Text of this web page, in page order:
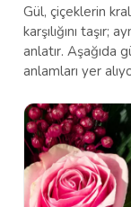
Gül, çiçeklerin
karşılığını taşır;
anlatır. Aşağıda
anlamları yer